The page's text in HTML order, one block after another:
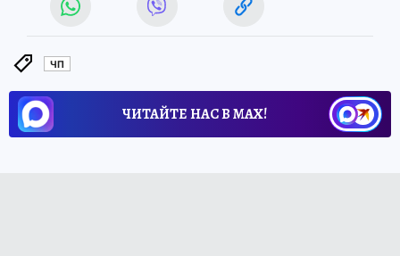
ЧП
ЧИТАЙТЕ НАС В МАХ!